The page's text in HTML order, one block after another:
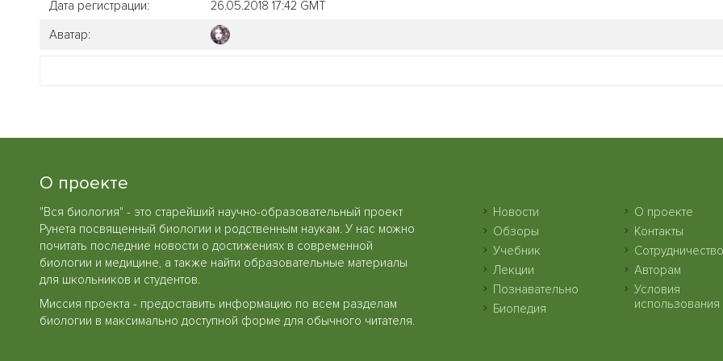
Дата регистрации:
26.05.2018 17:42 GMT
Аватар:
О проекте
"Вся биология" - это старейший научно-образовательный проект
Рунета посвященный биологии и родственным наукам. У нас можно
почитать последние новости о достижениях в современной
биологии и медицине, а также найти образовательные материалы
для школьников и студентов.
Миссия проекта - предоставить информацию по всем разделам
биологии в максимально доступной форме для обычного читателя.
Новости
Обзоры
Учебник
Лекции
Познавательно
Биопедия
О проекте
Контакты
Сотрудничество
Авторам
Условия
использования